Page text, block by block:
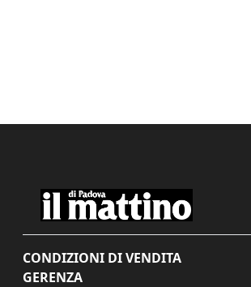
CONDIZIONI DI VENDITA
GERENZA